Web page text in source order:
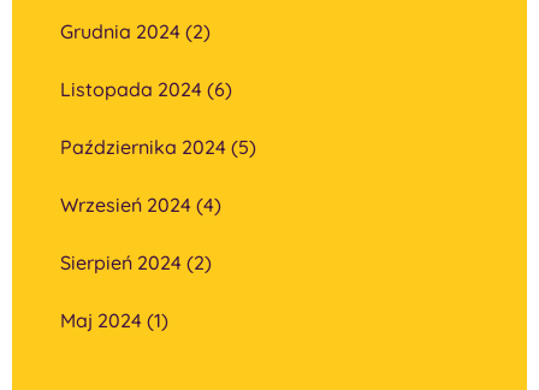
Grudnia 2024 (2)
Listopada 2024 (6)
Października 2024 (5)
Wrzesień 2024 (4)
Sierpień 2024 (2)
Maj 2024 (1)